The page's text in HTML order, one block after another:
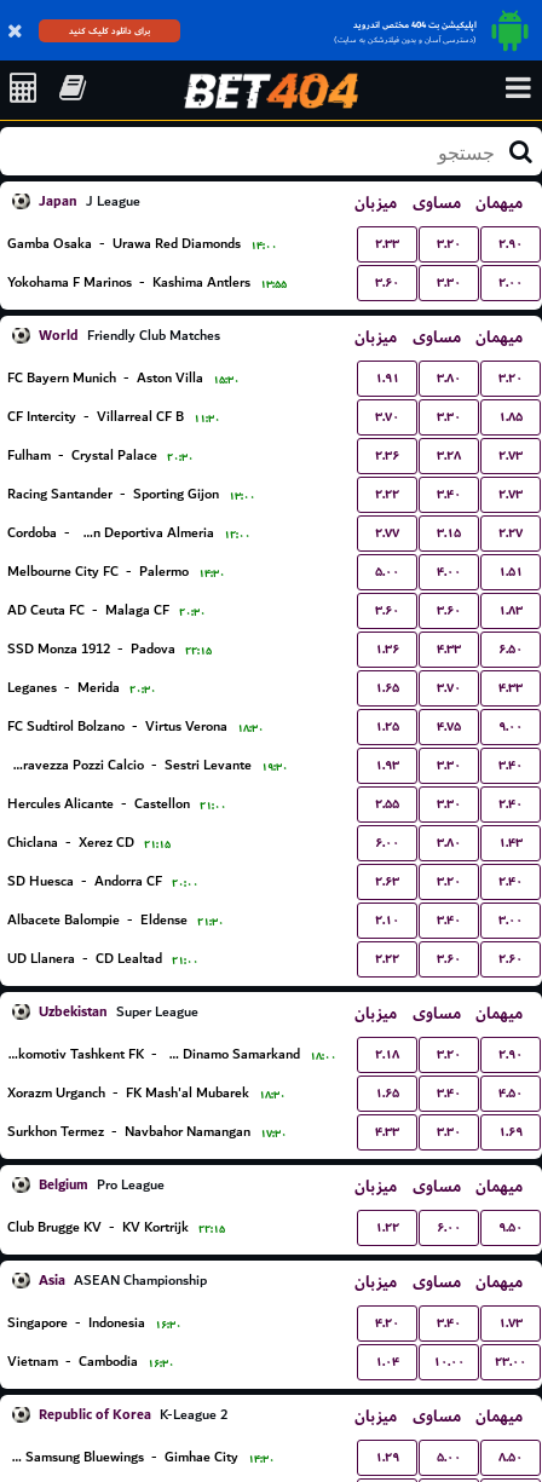
اپلیکیشن بت 404 مختص اندروید
(دسترسی آسان و بدون فیلترشکن به سایت)
برای دانلود کلیک کنید
Japan J League میزبان مساوی میهمان
Gamba Osaka - Urawa Red Diamonds ۱۴:۰۰ ۲.۳۳ ۳.۲۰ ۲.۹۰
Yokohama F Marinos - Kashima Antlers ۱۳:۵۵ ۳.۶۰ ۳.۳۰ ۲.۰۰
World Friendly Club Matches میزبان مساوی میهمان
FC Bayern Munich - Aston Villa ۱۵:۳۰ ۱.۹۱ ۳.۸۰ ۳.۲۰
CF Intercity - Villarreal CF B ۱۱:۳۰ ۳.۷۰ ۳.۳۰ ۱.۸۵
Fulham - Crystal Palace ۲۰:۳۰ ۲.۳۶ ۳.۲۸ ۲.۷۳
Racing Santander - Sporting Gijon ۱۳:۰۰ ۲.۲۲ ۳.۴۰ ۲.۷۳
Cordoba - Union Deportiva Almeria ۱۲:۰۰ ۲.۷۷ ۳.۱۵ ۲.۲۷
Melbourne City FC - Palermo ۱۴:۳۰ ۵.۰۰ ۴.۰۰ ۱.۵۱
AD Ceuta FC - Malaga CF ۲۰:۳۰ ۳.۶۰ ۳.۶۰ ۱.۸۳
SSD Monza 1912 - Padova ۲۲:۱۵ ۱.۳۶ ۴.۳۳ ۶.۵۰
Leganes - Merida ۲۰:۳۰ ۱.۶۵ ۳.۷۰ ۴.۳۳
FC Sudtirol Bolzano - Virtus Verona ۱۸:۳۰ ۱.۲۵ ۴.۷۵ ۹.۰۰
ASD Seravezza Pozzi Calcio - Sestri Levante ۱۹:۳۰ ۱.۹۳ ۳.۳۰ ۳.۴۰
Hercules Alicante - Castellon ۲۱:۰۰ ۲.۵۵ ۳.۳۰ ۲.۴۰
Chiclana - Xerez CD ۲۱:۱۵ ۶.۰۰ ۳.۸۰ ۱.۴۳
SD Huesca - Andorra CF ۲۰:۰۰ ۲.۶۳ ۳.۲۰ ۲.۴۰
Albacete Balompie - Eldense ۲۱:۳۰ ۲.۱۰ ۳.۴۰ ۳.۰۰
UD Llanera - CD Lealtad ۲۱:۰۰ ۲.۲۲ ۳.۶۰ ۲.۶۰
Uzbekistan Super League میزبان مساوی میهمان
Lokomotiv Tashkent FK - PFK Dinamo Samarkand ۱۸:۰۰ ۲.۱۸ ۳.۲۰ ۲.۹۰
Xorazm Urganch - FK Mash'al Mubarek ۱۸:۳۰ ۱.۶۵ ۳.۴۰ ۴.۵۰
Surkhon Termez - Navbahor Namangan ۱۷:۳۰ ۴.۳۳ ۳.۳۰ ۱.۶۹
Belgium Pro League میزبان مساوی میهمان
Club Brugge KV - KV Kortrijk ۲۲:۱۵ ۱.۲۲ ۶.۰۰ ۹.۵۰
Asia ASEAN Championship میزبان مساوی میهمان
Singapore - Indonesia ۱۶:۳۰ ۴.۲۰ ۳.۴۰ ۱.۷۳
Vietnam - Cambodia ۱۶:۳۰ ۱.۰۴ ۱۰.۰۰ ۲۳.۰۰
Republic of Korea K-League 2 میزبان مساوی میهمان
Suwon Samsung Bluewings - Gimhae City ۱۴:۳۰ ۱.۲۹ ۵.۰۰ ۸.۵۰